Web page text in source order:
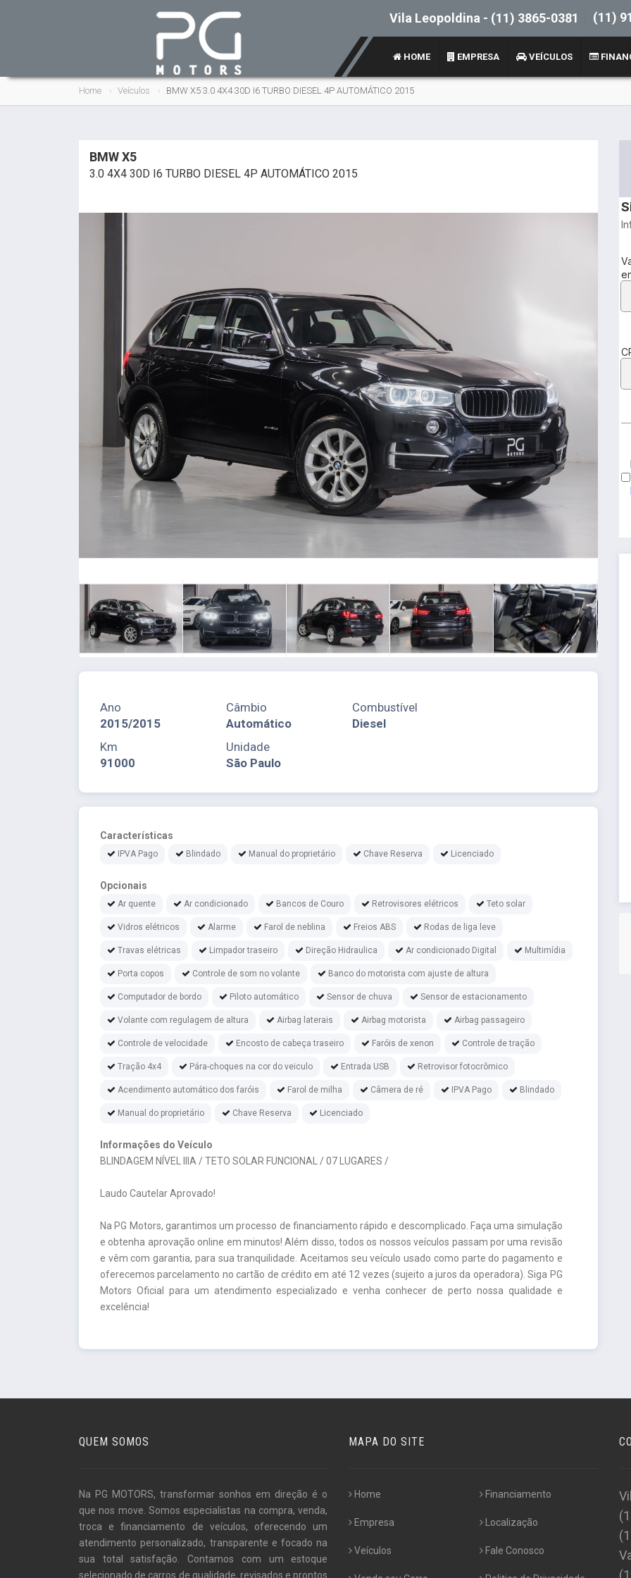
Vila Leopoldina - (11) 3865-0381 (11)
HOME EMPRESA VEÍCULOS
Home Veículos BMW X5 3.0 4X4 30D I6 TURBO DIESEL 4P AUTOMÁTICO 2015
BMW X5
3.0 4X4 30D I6 TURBO DIESEL 4P AUTOMÁTICO 2015
Ano
2015/2015
Câmbio
Automático
Combustível
Diesel
Km
91000
Unidade
São Paulo
Características
IPVA Pago Blindado Manual do proprietário Chave Reserva Licenciado
Opcionais
Ar quente Ar condicionado Bancos de Couro Retrovisores elétricos Teto solar
Vidros elétricos Alarme Farol de neblina Freios ABS Rodas de liga leve
Travas elétricas Limpador traseiro Direção Hidraulica Ar condicionado Digital Multimídia
Porta copos Controle de som no volante Banco do motorista com ajuste de altura
Computador de bordo Piloto automático Sensor de chuva Sensor de estacionamento
Volante com regulagem de altura Airbag laterais Airbag motorista Airbag passageiro
Controle de velocidade Encosto de cabeça traseiro Faróis de xenon Controle de tração
Tração 4x4 Pára-choques na cor do veiculo Entrada USB Retrovisor fotocrômico
Acendimento automático dos faróis Farol de milha Câmera de ré IPVA Pago Blindado
Manual do proprietário Chave Reserva Licenciado
Informações do Veículo
BLINDAGEM NÍVEL IIIA / TETO SOLAR FUNCIONAL / 07 LUGARES /
Laudo Cautelar Aprovado!
Na PG Motors, garantimos um processo de financiamento rápido e descomplicado. Faça uma simulação
e obtenha aprovação online em minutos! Além disso, todos os nossos veículos passam por uma revisão
e vêm com garantia, para sua tranquilidade. Aceitamos seu veículo usado como parte do pagamento e
oferecemos parcelamento no cartão de crédito em até 12 vezes (sujeito a juros da operadora). Siga PG
Motors Oficial para um atendimento especializado e venha conhecer de perto nossa qualidade e
excelência!
QUEM SOMOS
Na PG MOTORS, transformar sonhos em direção é o
que nos move. Somos especialistas na compra, venda,
troca e financiamento de veículos, oferecendo um
atendimento personalizado, transparente e focado na
sua total satisfação. Contamos com um estoque
selecionado de carros de qualidade, revisados e prontos
MAPA DO SITE
Home
Empresa
Veículos
Financiamento
Localização
Fale Conosco